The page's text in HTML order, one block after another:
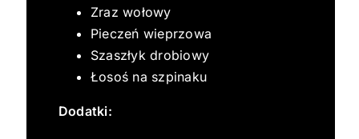
Zraz wołowy
Pieczeń wieprzowa
Szaszłyk drobiowy
Łosoś na szpinaku
Dodatki: